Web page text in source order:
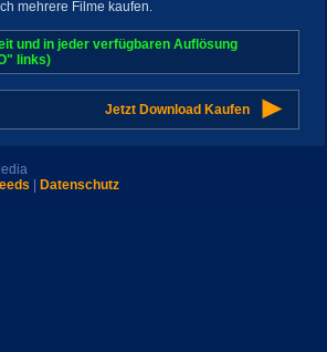
mehrere Filme kaufen.
und in jeder verfügbaren Auflösung
links)
Jetzt Download Kaufen
Datenschutz